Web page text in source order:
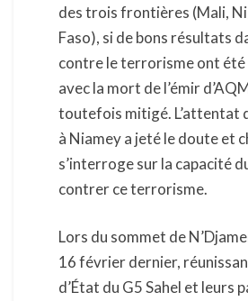
des trois frontières (Mali,
Faso), si de bons résultats
contre le terrorisme ont
avec la mort de l’émir
toutefois mitigé. L’attentat
à Niamey a jeté le doute et
s’interroge sur la capacité
contrer ce terrorisme.
Lors du sommet de
16 février dernier,
d’État du G5 Sahel et leurs